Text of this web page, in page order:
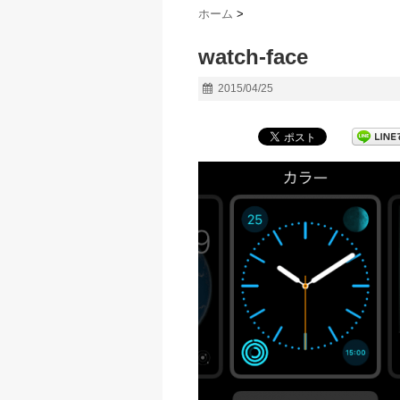
ホーム >
watch-face
2015/04/25